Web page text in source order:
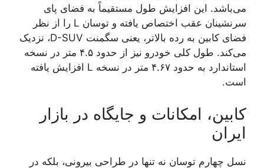
می‌باشد. این افزایش طول مستقیماً به فضای پای
سرنشینان عقب اختصاص یافته و توسان L را از نظر
فضای کابین به رده بالاتر، یعنی سگمنت D-SUV، نزدیک
می‌کند. طول کلی خودرو نیز از حدود ۴.۵ متر در نسخه
استاندارد به حدود ۴.۶۷ متر در نسخه L افزایش یافته
است.
کابین، امکانات و جایگاه در بازار
ایران
نسل چهارم توسان نه تنها در طراحی بیرونی، بلکه در